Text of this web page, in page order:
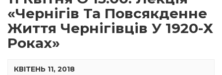
«Чернігів Та Повсякденне
Життя Чернігівців У 1920-Х
Роках»
КВІТЕНЬ 11, 2018